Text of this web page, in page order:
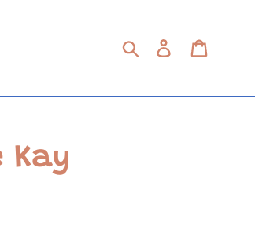
SoumettreSe connecter
Kay